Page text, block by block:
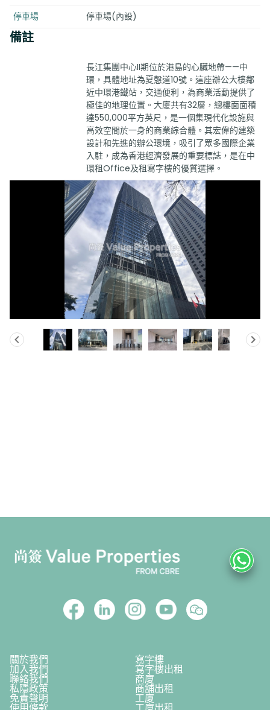
停車場
停車場(內設)
備註
長江集團中心II期位於港島的心臟地帶——中
環，具體地址為夏愨道10號。這座辦公大樓鄰
近中環港鐵站，交通便利，為商業活動提供了
極佳的地理位置。大廈共有32層，總樓面面積
達550,000平方英尺，是一個集現代化設施與
高效空間於一身的商業綜合體。其宏偉的建築
設計和先進的辦公環境，吸引了眾多國際企業
入駐，成為香港經濟發展的重要標誌，是在中
環租Office及租寫字樓的優質選擇。
關於我們 寫字樓
加入我們 寫字樓出租
聯絡我們 商廈
私隱政策 商舖出租
免責聲明 工廈